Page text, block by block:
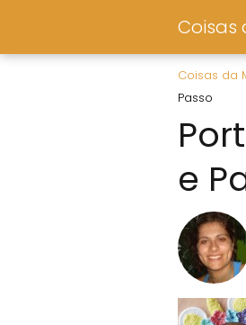
Coisas
Coisas da
Passo
e